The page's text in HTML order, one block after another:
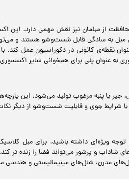
از مبلمان نیز نقش مهمی دارد. این
به سادگی قابل شست‌وشو هستند و
نقطه‌ی کانونی در دکوراسیون عمل کند.
عنوان پلی برای هم‌خوانی سایر
جیر یا پنبه مرغوب تولید می‌شود. این
شرایط جوی و قابلیت شست‌وشو از دیگر
ویژه‌ای داشته باشید. برای مبل
شاداب و پرشور می‌تواند فضا را زنده تر
مدرن، شال‌های مینیمالیستی و هندسی